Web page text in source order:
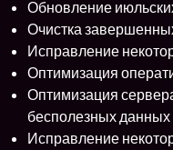
Обновление
Очистка
Исправление
Оптимизация
Оптимизация
бесполезных данных
Исправление